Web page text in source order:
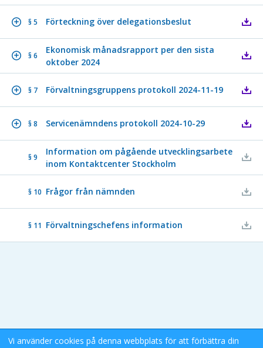
§ 5 Förteckning över delegationsbeslut
§ 6
Ekonomisk månadsrapport per den sista
oktober 2024
§ 7 Förvaltningsgruppens protokoll 2024-11-19
§ 8 Servicenämndens protokoll 2024-10-29
§ 9
Information om pågående utvecklingsarbete
inom Kontaktcenter Stockholm
§ 10 Frågor från nämnden
§ 11 Förvaltningschefens information
Vi använder cookies på denna webbplats för att förbättra din